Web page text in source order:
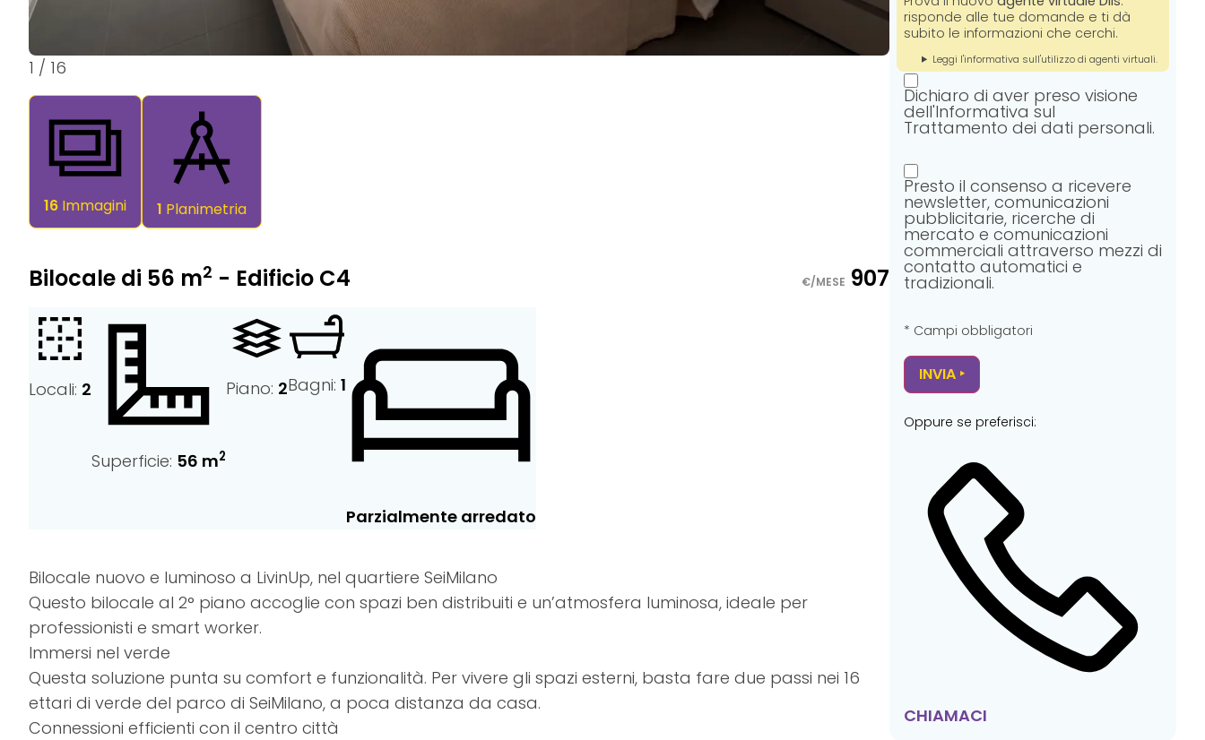
1 / 16
16 Immagini 1 Planimetria
Bilocale di 56 m2 - Edificio C4 €/MESE 907
Locali: 2
Superficie: 56 m2
Piano: 2Bagni: 1
Parzialmente arredato
Bilocale nuovo e luminoso a LivinUp, nel quartiere SeiMilano
Questo bilocale al 2° piano accoglie con spazi ben distribuiti e un’atmosfera luminosa, ideale per
professionisti e smart worker.
Immersi nel verde
Questa soluzione punta su comfort e funzionalità. Per vivere gli spazi esterni, basta fare due passi nei 16
ettari di verde del parco di SeiMilano, a poca distanza da casa.
Connessioni efficienti con il centro città
risponde alle tue domande e ti dà
subito le informazioni che cerchi.
Leggi l'informativa sull'utilizzo di agenti virtuali.
Dichiaro di aver preso visione
dell'Informativa sul
Trattamento dei dati personali.
Presto il consenso a ricevere
newsletter, comunicazioni
pubblicitarie, ricerche di
mercato e comunicazioni
commerciali attraverso mezzi di
contatto automatici e
tradizionali.
* Campi obbligatori
Oppure se preferisci:
CHIAMACI